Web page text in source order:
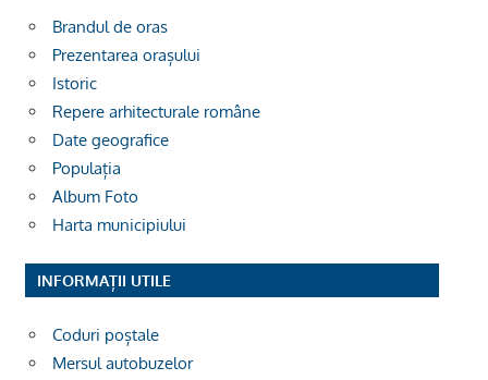
Brandul de oras
Prezentarea orașului
Istoric
Repere arhitecturale române
Date geografice
Populația
Album Foto
Harta municipiului
INFORMAȚII UTILE
Coduri poștale
Mersul autobuzelor